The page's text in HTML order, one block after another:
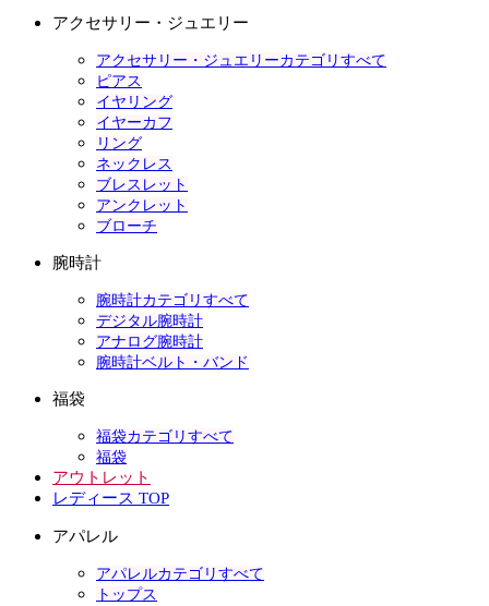
アクセサリー・ジュエリー
アクセサリー・ジュエリーカテゴリすべて
ピアス
イヤリング
イヤーカフ
リング
ネックレス
ブレスレット
アンクレット
ブローチ
腕時計
腕時計カテゴリすべて
デジタル腕時計
アナログ腕時計
腕時計ベルト・バンド
福袋
福袋カテゴリすべて
福袋
アウトレット
レディース TOP
アパレル
アパレルカテゴリすべて
トップス